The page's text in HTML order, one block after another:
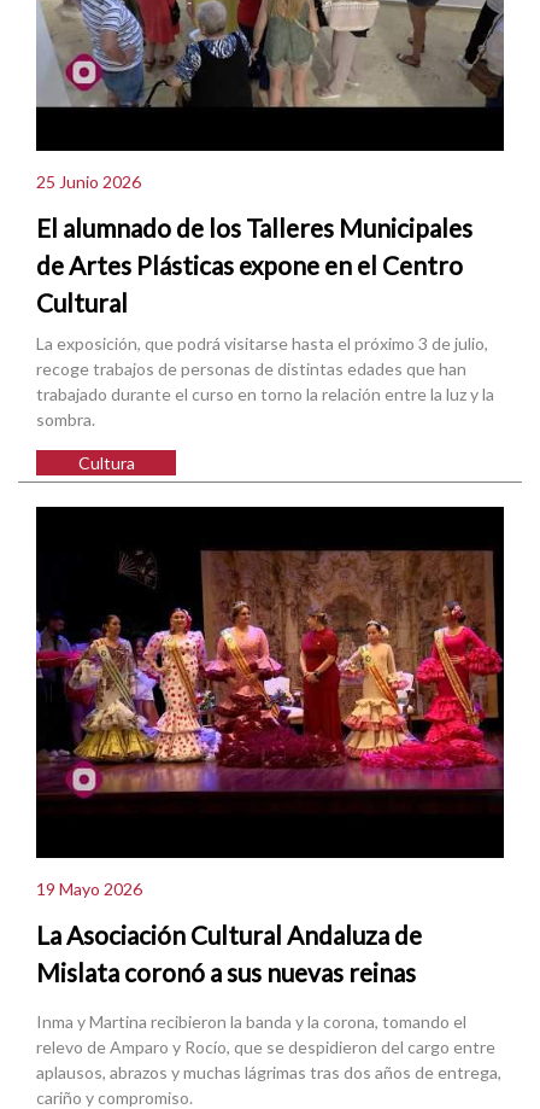
25 Junio 2026
El alumnado de los Talleres Municipales
de Artes Plásticas expone en el Centro
Cultural
La exposición, que podrá visitarse hasta el próximo 3 de julio,
recoge trabajos de personas de distintas edades que han
trabajado durante el curso en torno la relación entre la luz y la
sombra.
Cultura
19 Mayo 2026
La Asociación Cultural Andaluza de
Mislata coronó a sus nuevas reinas
Inma y Martina recibieron la banda y la corona, tomando el
relevo de Amparo y Rocío, que se despidieron del cargo entre
aplausos, abrazos y muchas lágrimas tras dos años de entrega,
cariño y compromiso.